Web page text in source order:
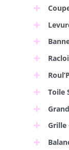
Toile
Grille